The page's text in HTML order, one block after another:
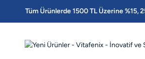
Tüm Ürünlerde 1500 TL Üzerine %15,